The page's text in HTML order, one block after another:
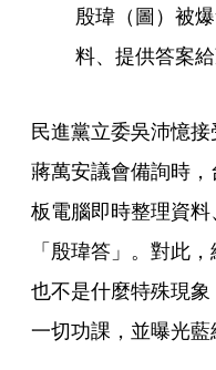
殷瑋（圖）被
料、提供答案
民進黨立委吳沛憶
蔣萬安議會備詢時
板電腦即時整理資
「殷瑋答」。對此
也不是什麼特殊現
一切功課，並曝光藍